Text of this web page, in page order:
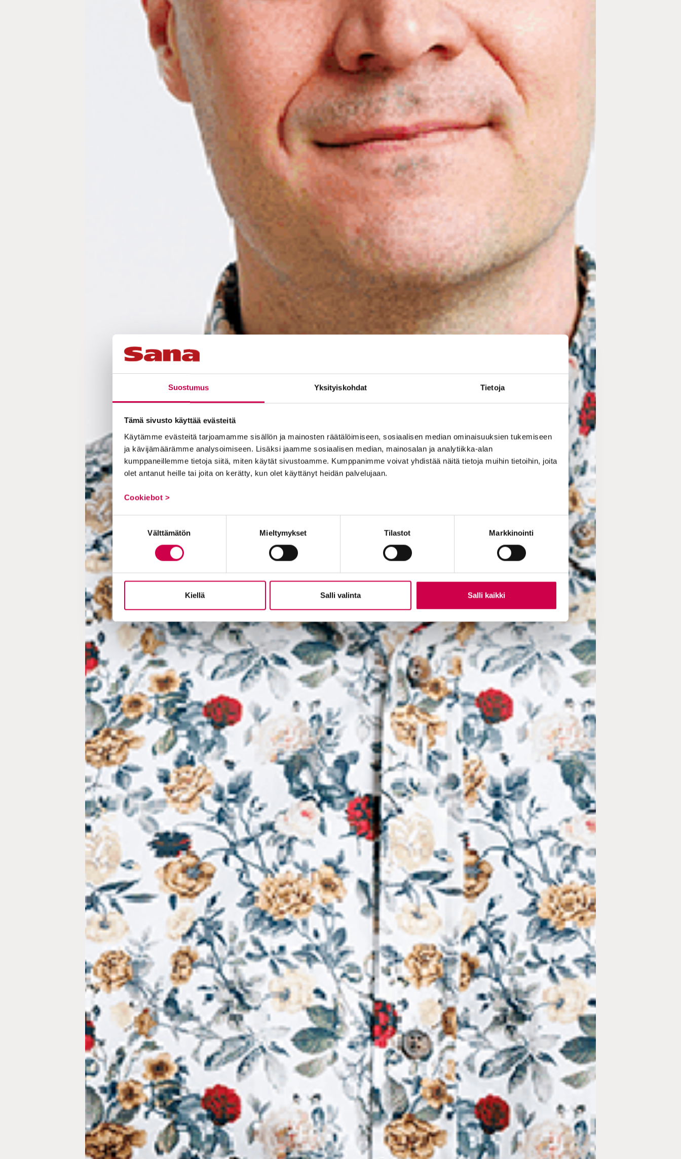
Suostumus Yksityiskohdat Tietoja
Tämä sivusto käyttää evästeitä
Käytämme evästeitä tarjoamamme sisällön ja mainosten räätälöimiseen, sosiaalisen median ominaisuuksien tukemiseen
ja kävijämäärämme analysoimiseen. Lisäksi jaamme sosiaalisen median, mainosalan ja analytiikka-alan
kumppaneillemme tietoja siitä, miten käytät sivustoamme. Kumppanimme voivat yhdistää näitä tietoja muihin tietoihin, joita
olet antanut heille tai joita on kerätty, kun olet käyttänyt heidän palvelujaan.
Cookiebot >
Suostumuksen
valinta
Välttämätön Mieltymykset Tilastot Markkinointi
Kiellä Salli valinta Salli kaikki